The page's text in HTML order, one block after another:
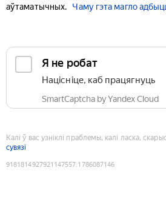
аўтаматычных.
Чаму гэта магло
Я не робат
Націсніце, каб працягнуць
SmartCaptcha by Yandex Cloud
Калі ў вас узніклі праблемы, калі ласка,
сувязі
9181814927921147557:1786087146